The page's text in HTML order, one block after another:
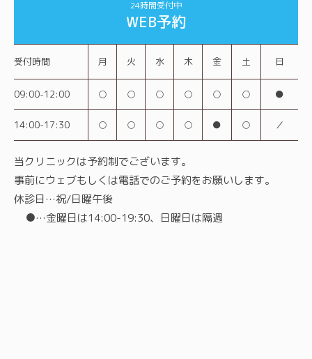
24時間受付中
WEB予約
受付時間 月 火 水 木 金 土 日
09:00-12:00 ○ ○ ○ ○ ○ ○ ●
14:00-17:30 ○ ○ ○ ○ ● ○ ／
当クリニックは予約制でございます。
事前にウェブもしくは電話でのご予約をお願いします。
休診日…祝/日曜午後
●…金曜日は14:00-19:30、日曜日は隔週